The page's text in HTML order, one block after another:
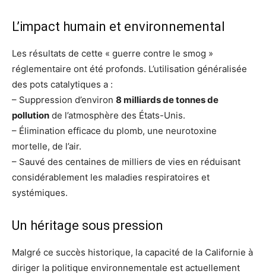
L’impact humain et environnemental
Les résultats de cette « guerre contre le smog »
réglementaire ont été profonds. L’utilisation généralisée
des pots catalytiques a :
– Suppression d’environ 8 milliards de tonnes de
pollution de l’atmosphère des États-Unis.
– Élimination efficace du plomb, une neurotoxine
mortelle, de l’air.
– Sauvé des centaines de milliers de vies en réduisant
considérablement les maladies respiratoires et
systémiques.
Un héritage sous pression
Malgré ce succès historique, la capacité de la Californie à
diriger la politique environnementale est actuellement